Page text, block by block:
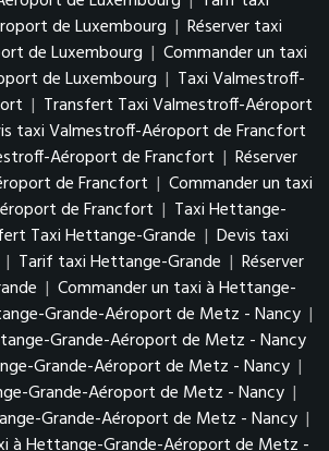
de Luxembourg | Réserver taxi
de Luxembourg | Commander un taxi
de Luxembourg | Taxi Valmestroff-
| Transfert Taxi Valmestroff-Aéroport
taxi Valmestroff-Aéroport de Francfort
Aéroport de Francfort | Réserver
de Francfort | Commander un taxi
de Francfort | Taxi Hettange-
Taxi Hettange-Grande | Devis taxi
| Tarif taxi Hettange-Grande | Réserver
| Commander un taxi à Hettange-
Grande-Aéroport de Metz - Nancy |
Grande-Aéroport de Metz - Nancy
Grande-Aéroport de Metz - Nancy |
Grande-Aéroport de Metz - Nancy |
Grande-Aéroport de Metz - Nancy |